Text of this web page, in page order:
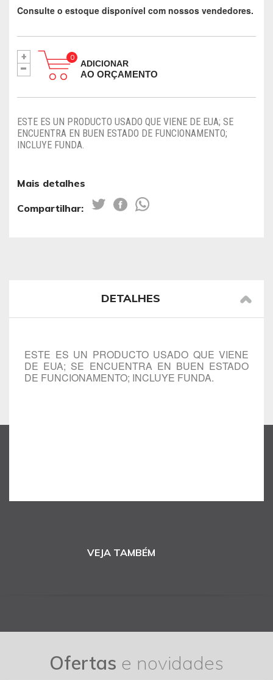
Consulte o estoque disponível com nossos vendedores.
+
- ADICIONAR
AO ORÇAMENTO
ESTE ES UN PRODUCTO USADO QUE VIENE DE EUA; SE
ENCUENTRA EN BUEN ESTADO DE FUNCIONAMENTO;
INCLUYE FUNDA.
Mais detalhes
Compartilhar:
DETALHES
ESTE ES UN PRODUCTO USADO QUE VIENE
DE EUA; SE ENCUENTRA EN BUEN ESTADO
DE FUNCIONAMENTO; INCLUYE FUNDA.
VEJA TAMBÉM
Ofertas e novidades